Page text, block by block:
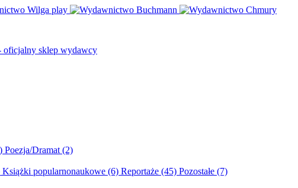
Poezja/Dramat (2)
Książki popularnonaukowe (6) Reportaże (45) Pozostałe (7)